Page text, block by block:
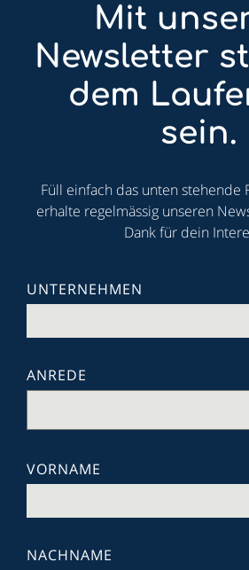
Mit
Newsletter
dem
sein.
Füll einfach das unten stehende
erhalte regelmässig unseren
Dank für dein
UNTERNEHMEN
ANREDE
VORNAME
NACHNAME